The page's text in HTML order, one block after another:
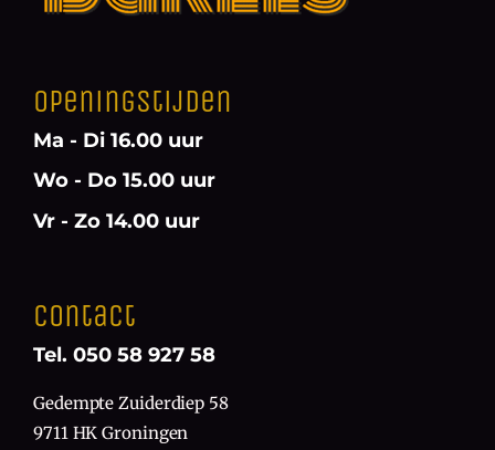
Openingstijden
Ma - Di 16.00 uur
Wo - Do 15.00 uur
Vr - Zo 14.00 uur
Contact
Tel. 050 58 927 58
Gedempte Zuiderdiep 58
9711 HK Groningen